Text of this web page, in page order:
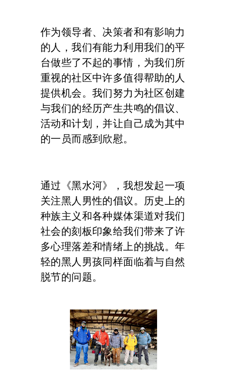
作为领导者、决策者和有影响力
的人，我们有能力利用我们的平
台做些了不起的事情，为我们所
重视的社区中许多值得帮助的人
提供机会。我们努力为社区创建
与我们的经历产生共鸣的倡议、
活动和计划，并让自己成为其中
的一员而感到欣慰。
通过《黑水河》，我想发起一项
关注黑人男性的倡议。历史上的
种族主义和各种媒体渠道对我们
社会的刻板印象给我们带来了许
多心理落差和情绪上的挑战。年
轻的黑人男孩同样面临着与自然
脱节的问题。